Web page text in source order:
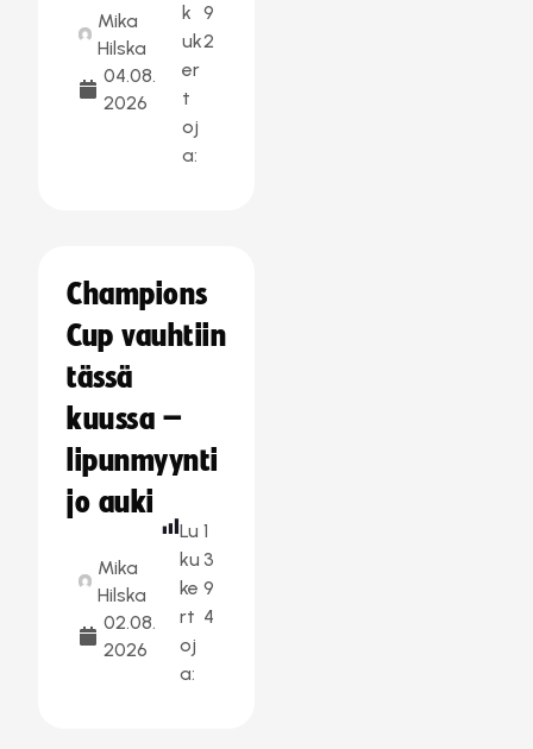
Mika
Hilska
04.08.
2026
k
uk
er
t
oj
a:
9
2
Champions
Cup vauhtiin
tässä
kuussa –
lipunmyynti
jo auki
Mika
Hilska
02.08.
2026
Lu
ku
ke
rt
oj
a:
1
3
9
4